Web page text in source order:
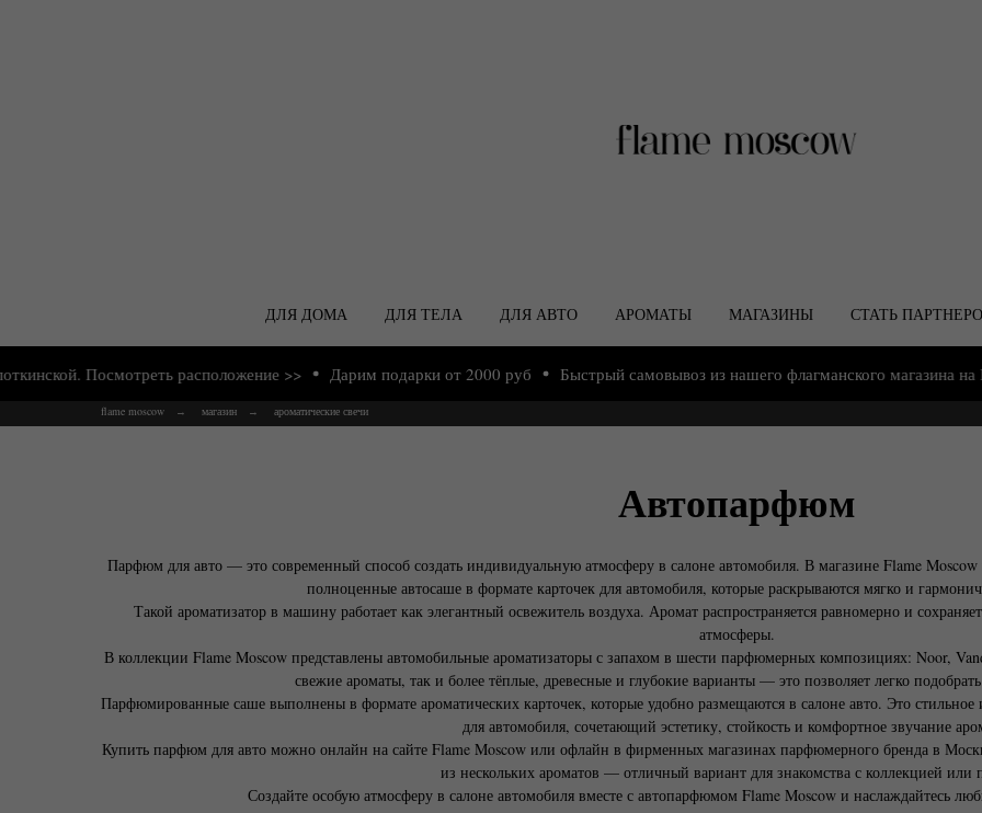
ДЛЯ ДОМА ДЛЯ ТЕЛА ДЛЯ АВТО АРОМАТЫ МАГАЗИНЫ СТАТЬ
Посмотреть расположение >> Дарим подарки от 2000 руб Быстрый самовывоз из нашего флагманского магазина на
flame moscow → магазин → ароматические свечи
Автопарфюм
Парфюм для авто — это современный способ создать индивидуальную атмосферу в салоне автомобиля. В магазине Flame
полноценные автосаше в формате карточек для автомобиля, которые раскрываются мягко и
Такой ароматизатор в машину работает как элегантный освежитель воздуха. Аромат распространяется равномерно и
атмосферы.
В коллекции Flame Moscow представлены автомобильные ароматизаторы с запахом в шести парфюмерных композициях: Noor,
свежие ароматы, так и более тёплые, древесные и глубокие варианты — это позволяет легко
Парфюмированные саше выполнены в формате ароматических карточек, которые удобно размещаются в салоне авто. Это
для автомобиля, сочетающий эстетику, стойкость и комфортное звучание
Купить парфюм для авто можно онлайн на сайте Flame Moscow или офлайн в фирменных магазинах парфюмерного бренда в
из нескольких ароматов — отличный вариант для знакомства с коллекцией или
Создайте особую атмосферу в салоне автомобиля вместе с автопарфюмом Flame Moscow и наслаждайтесь